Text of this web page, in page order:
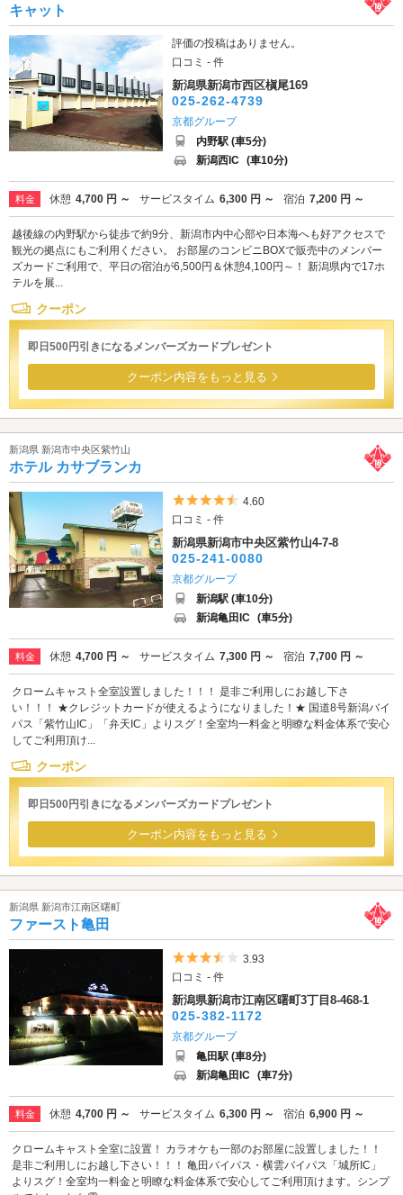
キャット
評価の投稿はありません。
口コミ - 件
新潟県新潟市西区槇尾169
025-262-4739
京都グループ
内野駅 (車5分)
新潟西IC (車10分)
料金 休憩 4,700 円 ～ サービスタイム 6,300 円 ～ 宿泊 7,200 円 ～
越後線の内野駅から徒歩で約9分、新潟市内中心部や日本海へも好アクセスで
観光の拠点にもご利用ください。 お部屋のコンビニBOXで販売中のメンバー
ズカードご利用で、平日の宿泊が6,500円＆休憩4,100円～！ 新潟県内で17ホ
テルを展...
クーポン
即日500円引きになるメンバーズカードプレゼント
クーポン内容をもっと見る
新潟県 新潟市中央区紫竹山
ホテル カサブランカ
5つ星のうち4.5
4.60
口コミ - 件
新潟県新潟市中央区紫竹山4-7-8
025-241-0080
京都グループ
新潟駅 (車10分)
新潟亀田IC (車5分)
料金 休憩 4,700 円 ～ サービスタイム 7,300 円 ～ 宿泊 7,700 円 ～
クロームキャスト全室設置しました！！！ 是非ご利用しにお越し下さ
い！！！ ★クレジットカードが使えるようになりました！★ 国道8号新潟バイ
パス「紫竹山IC」「弁天IC」よりスグ！全室均一料金と明瞭な料金体系で安心
してご利用頂け...
クーポン
即日500円引きになるメンバーズカードプレゼント
クーポン内容をもっと見る
新潟県 新潟市江南区曙町
ファースト亀田
5つ星のうち3.5
3.93
口コミ - 件
新潟県新潟市江南区曙町3丁目8-468-1
025-382-1172
京都グループ
亀田駅 (車8分)
新潟亀田IC (車7分)
料金 休憩 4,700 円 ～ サービスタイム 6,300 円 ～ 宿泊 6,900 円 ～
クロームキャスト全室に設置！ カラオケも一部のお部屋に設置しました！！
是非ご利用しにお越し下さい！！！ 亀田バイパス・横雲バイパス「城所IC」
よりスグ！全室均一料金と明瞭な料金体系で安心してご利用頂けます。シンプ